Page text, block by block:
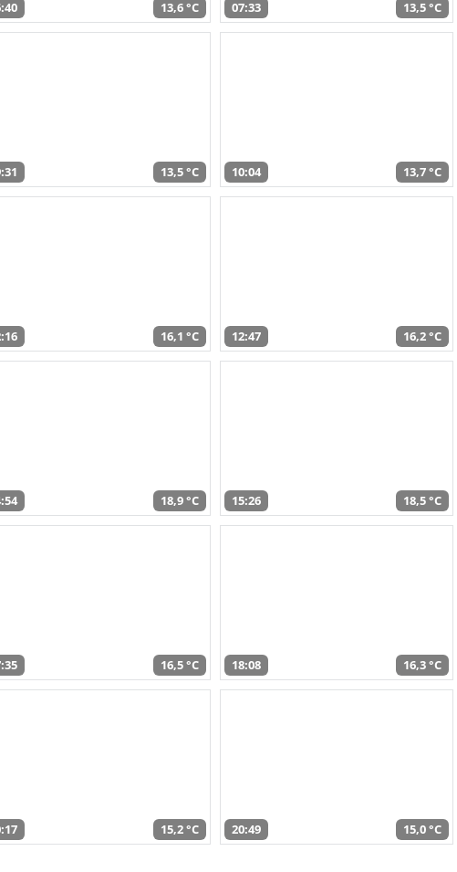
13,6 °C 07:33 13,5 °C
13,5 °C 10:04 13,7 °C
16,1 °C 12:47 16,2 °C
18,9 °C 15:26 18,5 °C
16,5 °C 18:08 16,3 °C
15,2 °C 20:49 15,0 °C